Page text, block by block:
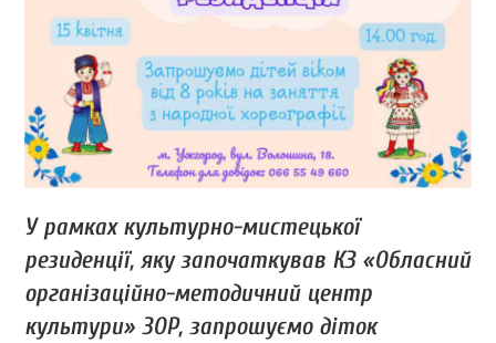
У рамках культурно-мистецької
резиденції, яку започаткував КЗ «Обласний
організаційно-методичний центр
культури» ЗОР, запрошуємо діток